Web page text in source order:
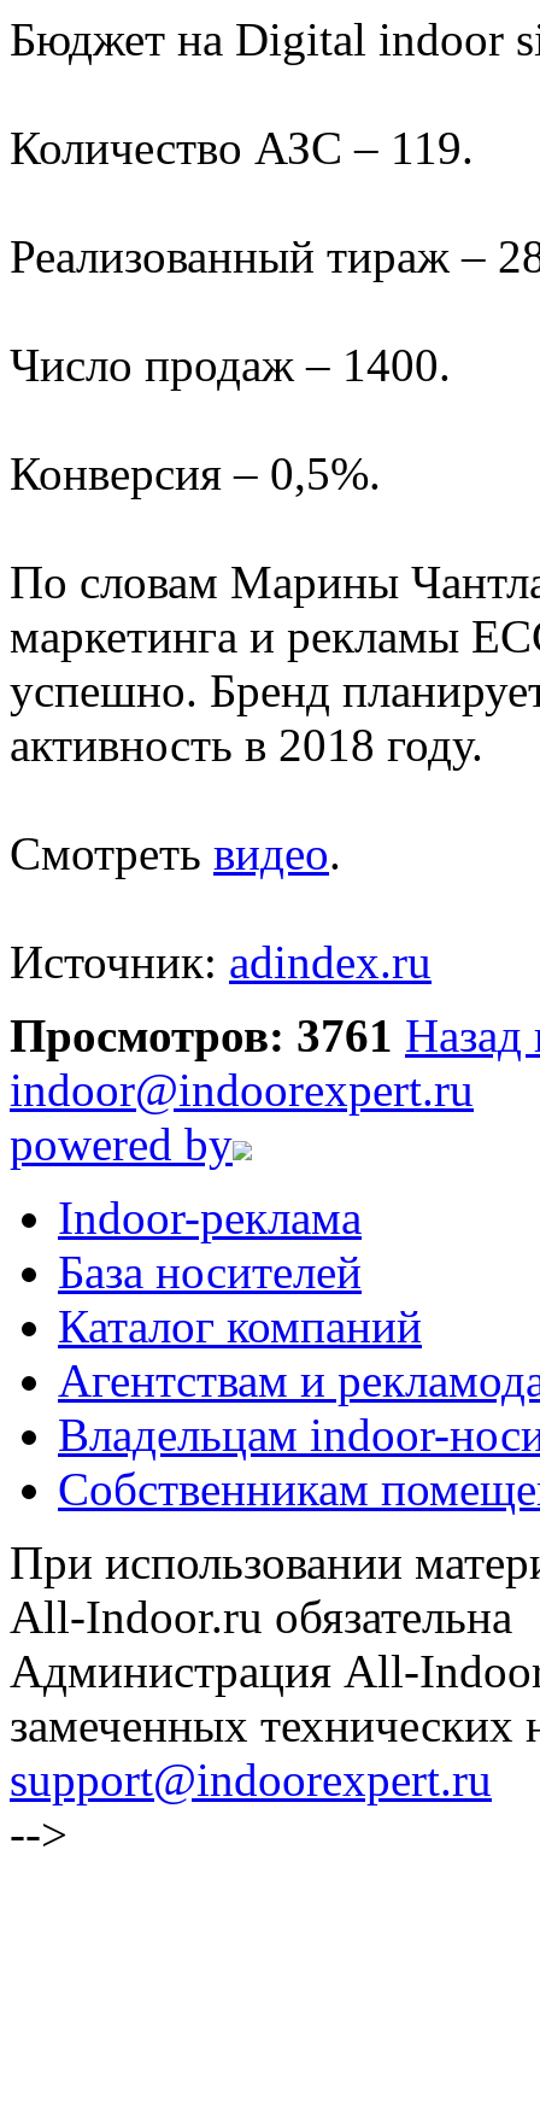
Бюджет на Digital indoor
Количество АЗС – 119.
Реализованный тираж –
Число продаж – 1400.
Конверсия ­– 0,5%.
По словам Марины
маркетинга и рекламы
успешно. Бренд
активность в 2018 году.
Смотреть видео.
Источник: adindex.ru
Просмотров: 3761 Назад
indoor@indoorexpert.ru
powered by
Indoor-реклама
База носителей
Каталог компаний
Агентствам и
Владельцам indoor-
Собственникам
При использовании
All-Indoor.ru обязательна
Администрация All-
замеченных технических
support@indoorexpert.ru
-->